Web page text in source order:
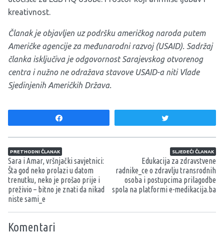
kreativnost.
Članak je objavljen uz podršku američkog naroda putem
Američke agencije za međunarodni razvoj (USAID). Sadržaj
članka isključiva je odgovornost Sarajevskog otvorenog
centra i nužno ne odražava stavove USAID-a niti Vlade
Sjedinjenih Američkih Država.
Navigacija članaka
PRETHODNI ČLANAK
Sara i Amar, vršnjački savjetnici:
Šta god neko prolazi u datom
trenutku, neko je prošao prije i
preživio – bitno je znati da nikad
niste sami_e
SLJEDEĆI ČLANAK
Edukacija za zdravstvene
radnike_ce o zdravlju transrodnih
osoba i postupcima prilagodbe
spola na platformi e-medikacija.ba
Komentari